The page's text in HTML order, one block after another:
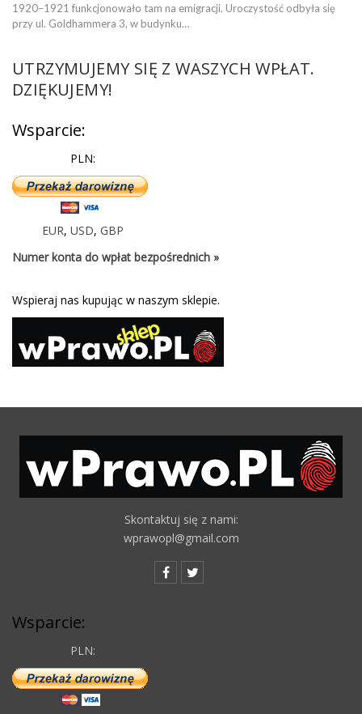
1920–1921 funkcjonowało tam na emigracji. Uroczystość odbyła się
przy ul. Goldhammera 3, w budynku…
UTRZYMUJEMY SIĘ Z WASZYCH WPŁAT.
DZIĘKUJEMY!
Wsparcie:
PLN:
EUR, USD, GBP
Numer konta do wpłat bezpośrednich »
Wspieraj nas kupując w naszym sklepie.
Skontaktuj się z nami:
wprawopl@gmail.com
Wsparcie:
PLN: